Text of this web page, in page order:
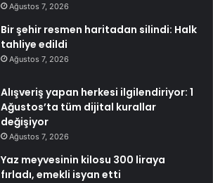
Ağustos 7, 2026
Bir şehir resmen haritadan silindi: Halk
tahliye edildi
Ağustos 7, 2026
Alışveriş yapan herkesi ilgilendiriyor: 1
Ağustos’ta tüm dijital kurallar
değişiyor
Ağustos 7, 2026
Yaz meyvesinin kilosu 300 liraya
fırladı, emekli isyan etti